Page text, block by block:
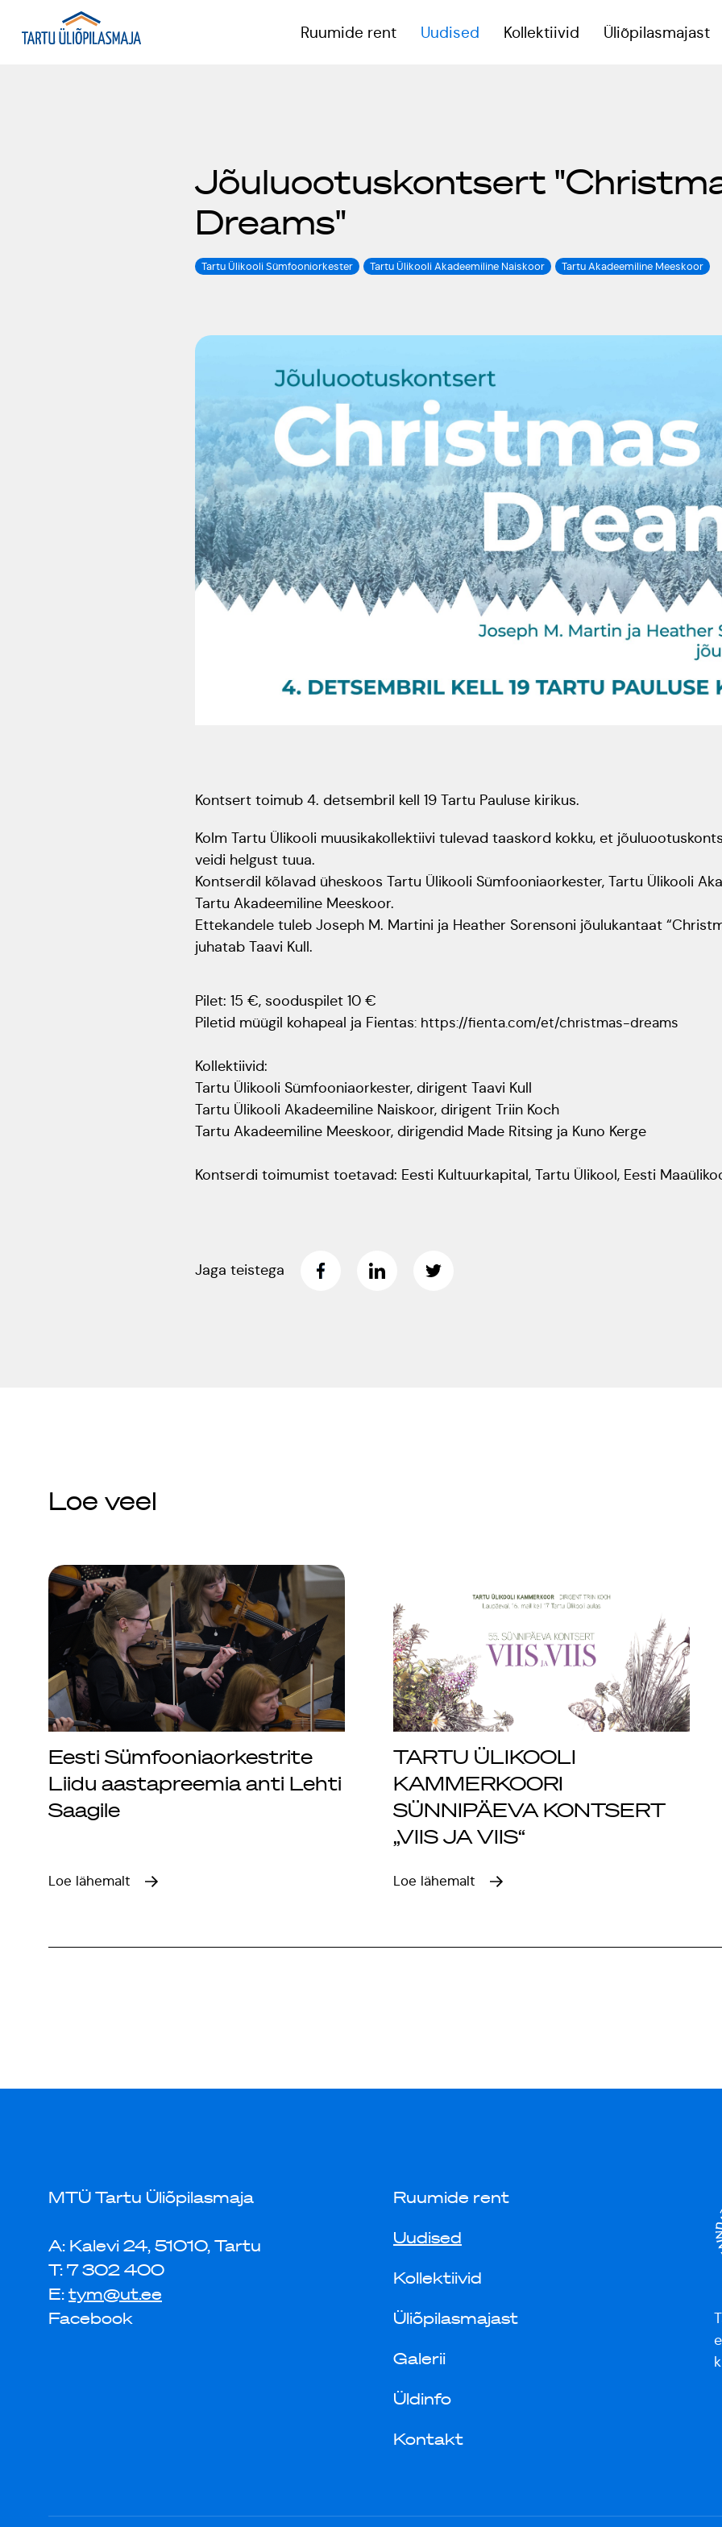
Ruumide rent
Treeningsaal
Uudised Kollektiivid Üliõpilasmajast
Jõuluootuskontsert
Dreams"
Tartu Ülikooli Sümfooniorkester Tartu Ülikooli Akadeemiline Naiskoor Tartu Akadeemiline Meeskoor
Kontsert toimub 4. detsembril kell 19 Tartu Pauluse kirikus.
Kolm Tartu Ülikooli muusikakollektiivi tulevad taaskord kokku, et
veidi helgust tuua.
Kontserdil kõlavad üheskoos Tartu Ülikooli Sümfooniaorkester, Tartu Ülikooli
Tartu Akadeemiline Meeskoor.
Ettekandele tuleb Joseph M. Martini ja Heather Sorensoni jõulukantaat
juhatab Taavi Kull.
Pilet: 15 €, sooduspilet 10 €
Piletid müügil kohapeal ja Fientas: https://fienta.com/et/christmas-dreams
Kollektiivid:
Tartu Ülikooli Sümfooniaorkester, dirigent Taavi Kull
Tartu Ülikooli Akadeemiline Naiskoor, dirigent Triin Koch
Tartu Akadeemiline Meeskoor, dirigendid Made Ritsing ja Kuno Kerge
Kontserdi toimumist toetavad: Eesti Kultuurkapital, Tartu Ülikool, Eesti
Jaga teistega
Loe veel
Eesti Sümfooniaorkestrite
Liidu aastapreemia anti Lehti
Saagile
Loe lähemalt
TARTU ÜLIKOOLI
KAMMERKOORI
SÜNNIPÄEVA KONTSERT
„VIIS JA VIIS“
Loe lähemalt
MTÜ Tartu Üliõpilasmaja
A: Kalevi 24, 51010, Tartu
T: 7 302 400
E: tym@ut.ee
Facebook
Ruumide rent
Uudised
Kollektiivid
Üliõpilasmajast
Galerii
Üldinfo
Kontakt